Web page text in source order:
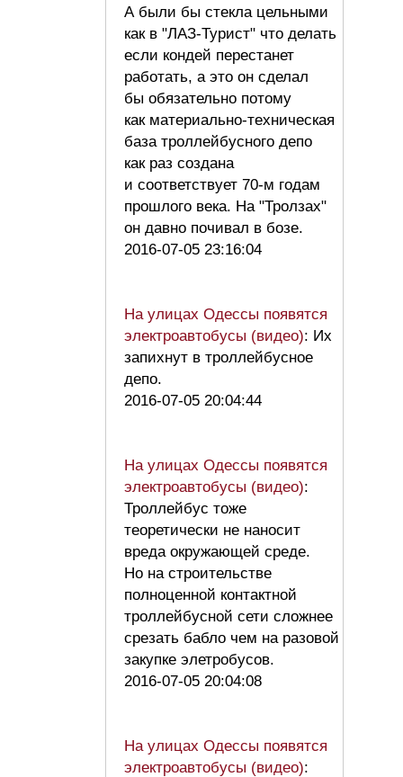
А были бы стекла цельными
как в "ЛАЗ-Турист" что делать
если кондей перестанет
работать, а это он сделал
бы обязательно потому
как материально-техническая
база троллейбусного депо
как раз создана
и соответствует 70-м годам
прошлого века. На "Тролзах"
он давно почивал в бозе.
2016-07-05 23:16:04
На улицах Одессы появятся
электроавтобусы (видео): Их
запихнут в троллейбусное
депо.
2016-07-05 20:04:44
На улицах Одессы появятся
электроавтобусы (видео):
Троллейбус тоже
теоретически не наносит
вреда окружающей среде.
Но на строительстве
полноценной контактной
троллейбусной сети сложнее
срезать бабло чем на разовой
закупке элетробусов.
2016-07-05 20:04:08
На улицах Одессы появятся
электроавтобусы (видео):